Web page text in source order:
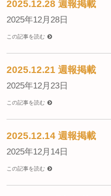
2025.12.28 週報掲載
2025年12月28日
この記事を読む
2025.12.21 週報掲載
2025年12月23日
この記事を読む
2025.12.14 週報掲載
2025年12月14日
この記事を読む